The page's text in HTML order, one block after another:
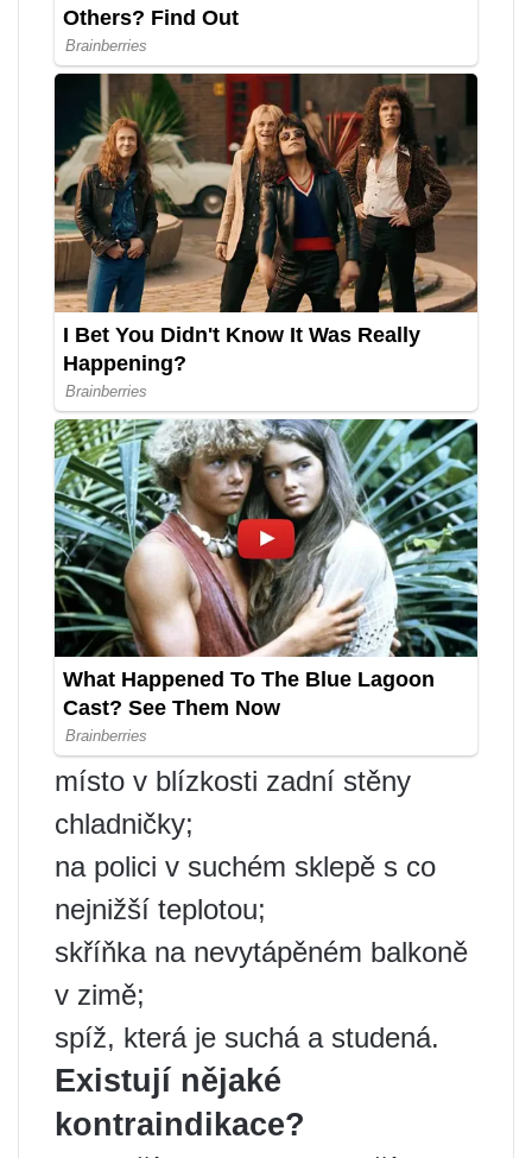
místo v blízkosti zadní stěny
chladničky;
na polici v suchém sklepě s co
nejnižší teplotou;
skříňka na nevytápěném balkoně
v zimě;
spíž, která je suchá a studená.
Existují nějaké
kontraindikace?